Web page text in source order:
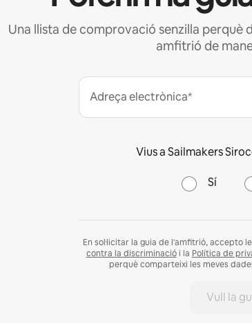
Una llista de comprovació senzilla
amfitrió de
Adreça electrònica*
Vius a Sailmakers
Sí
En sol·licitar la guia de l'amfitrió, accepto
contra la discriminaciói la Política de
perquè comparteixi les meves
Vull la